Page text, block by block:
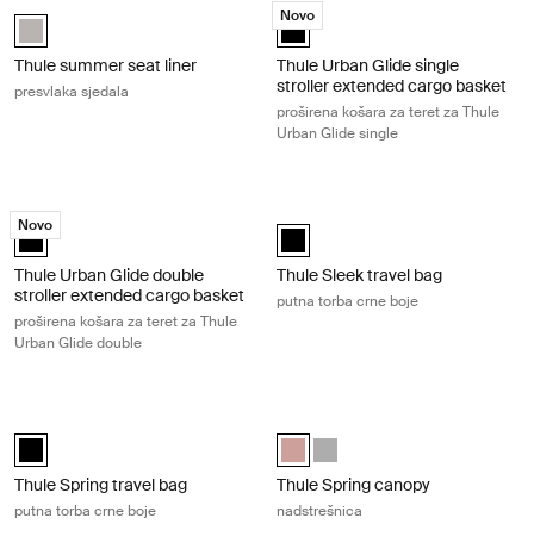
Thule summer seat liner Soft Gray (selected)
Thule summer seat liner
presvlaka sjedala
Novo
Thule Urban Glide single stroller
Thule Urban Glide single
stroller extended cargo basket
proširena košara za teret za Thule
Urban Glide single
Thule Urban Glide double stroller extended cargo basket proširena
Novo
Thule Urban Glide double stroller extended cargo basket Crna
Thule Urban Glide double
stroller extended cargo basket
proširena košara za teret za Thule
Urban Glide double
Thule Sleek travel bag Crna
Thule Sleek travel bag
putna torba crne boje
Thule Spring travel bag Crna (selected)
Thule Spring travel bag
putna torba crne boje
Thule Spring canopy Misty Rose
Thule Spring canopy Gray
Thule Spring canopy
nadstrešnica